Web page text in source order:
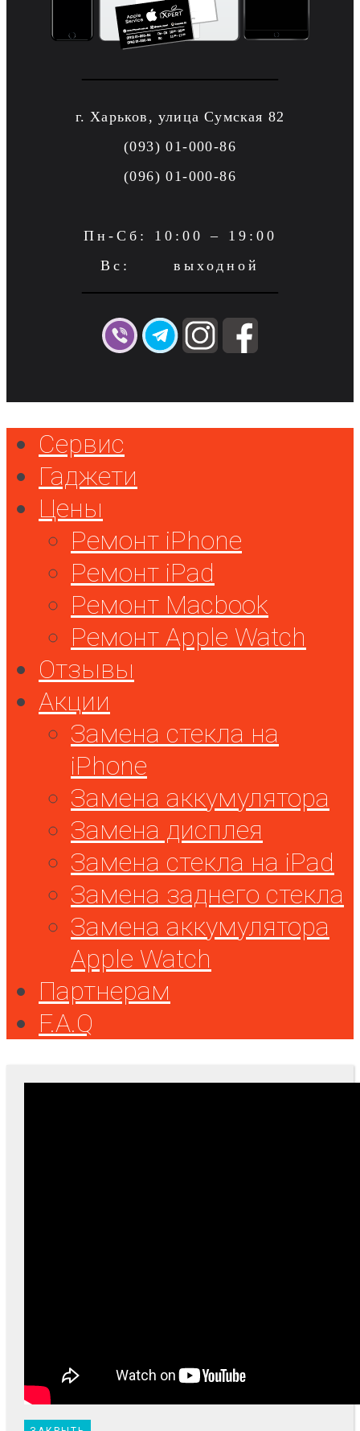
г. Харьков, улица Сумская 82
(093) 01-000-86
(096) 01-000-86
Пн-Сб: 10:00 – 19:00
Вс: выходной
Сервис
Гаджети
Цены
Ремонт iPhone
Ремонт iPad
Ремонт Macbook
Ремонт Apple Watch
Отзывы
Акции
Замена стекла на
iPhone
Замена аккумулятора
Замена дисплея
Замена стекла на iPad
Замена заднего стекла
Замена аккумулятора
Apple Watch
Партнерам
F.A.Q